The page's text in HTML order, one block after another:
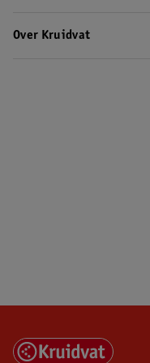
Over Kruidvat